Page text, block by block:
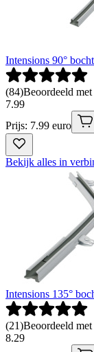
Intensions 90°
(84)Beoordeeld
7.99
Prijs: 7.99 euro
Bekijk alles in
Intensions 135°
(21)Beoordeeld
8.29